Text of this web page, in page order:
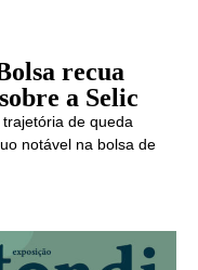
recua
a Selic
de queda
notável na bolsa de